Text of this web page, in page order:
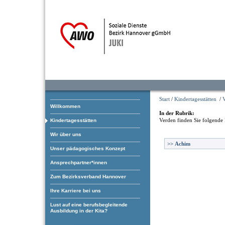
Willkommen
Kindertagesstätten
Wir über uns
Unser pädagogisches Konzept
Ansprechpartner*innen
Zum Bezirksverband Hannover
Ihre Karriere bei uns
Lust auf eine berufsbegleitende
Ausbildung in der Kita?
Start / Kindertagesstätten /
In der Rubrik:
Verden finden Sie folgende
>> Achim